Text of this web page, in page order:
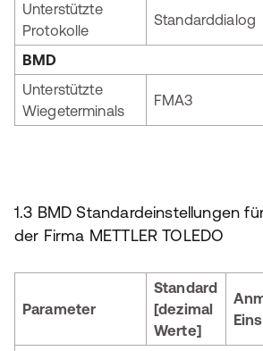
Unterstützte
Protokolle
Standarddialog
BMD
Unterstützte
Wiegeterminals
FMA3
1.3 BMD Standardeinstellungen
der Firma METTLER TOLEDO
Parameter
Standard
[dezimal
Werte]